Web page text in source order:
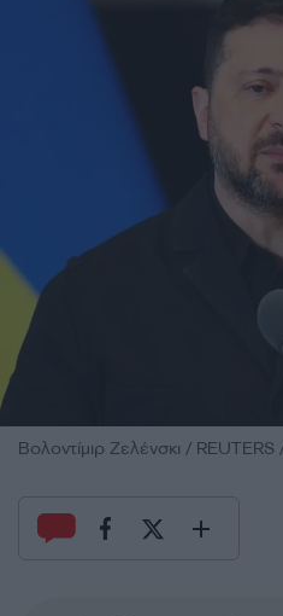
Βολοντίμιρ Ζελένσκι /